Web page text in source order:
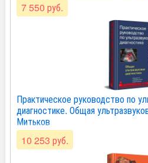
7 550 руб.
Практическое руководство по
диагностике. Общая
Митьков
10 253 руб.